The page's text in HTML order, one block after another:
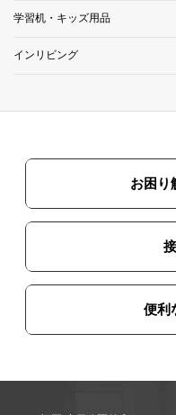
学習机・キッズ用品
インリビング
お困り
便利